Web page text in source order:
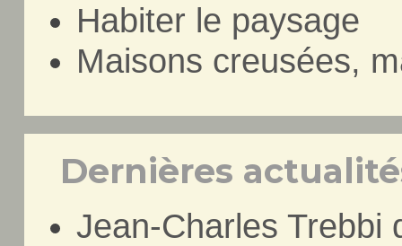
Habiter le paysage
Maisons creusées,
Dernières
Jean-Charles Trebbi